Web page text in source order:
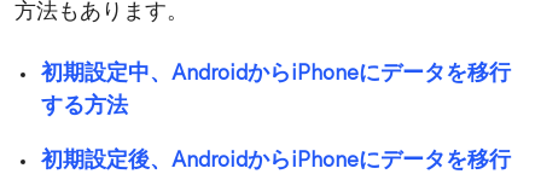
方法もあります。
初期設定中、AndroidからiPhoneにデータを移行
する方法
初期設定後、AndroidからiPhoneにデータを移行